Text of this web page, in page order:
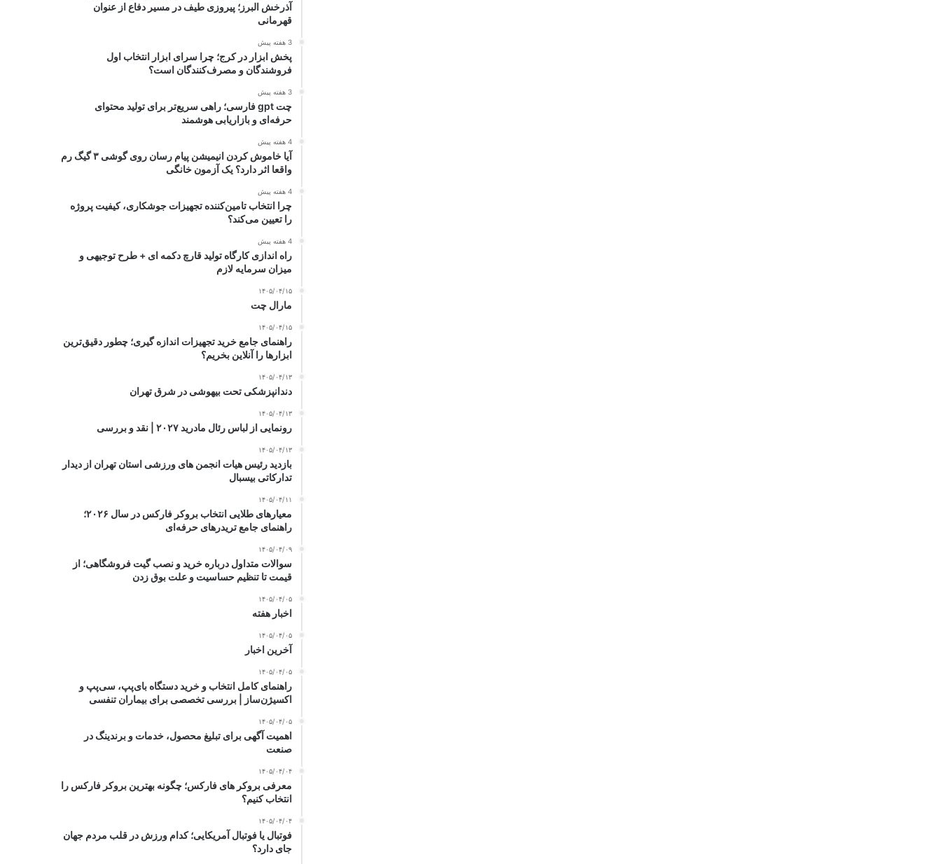
آذرخش البرز؛ پیروزی طیف در مسیر دفاع از عنوان
قهرمانی
3 هفته پیش
پخش ابزار در کرج؛ چرا سرای ابزار انتخاب اول
فروشندگان و مصرف‌کنندگان است؟
3 هفته پیش
چت gpt فارسی؛ راهی سریع‌تر برای تولید محتوای
حرفه‌ای و بازاریابی هوشمند
4 هفته پیش
آیا خاموش کردن انیمیشن پیام رسان روی گوشی ۳ گیگ رم
واقعا اثر دارد؟ یک آزمون خانگی
4 هفته پیش
چرا انتخاب تامین‌کننده تجهیزات جوشکاری، کیفیت پروژه
را تعیین می‌کند؟
4 هفته پیش
راه اندازی کارگاه تولید قارچ دکمه ای + طرح توجیهی و
میزان سرمایه لازم
۱۴۰۵/۰۴/۱۵
مارال چت
۱۴۰۵/۰۴/۱۵
راهنمای جامع خرید تجهیزات اندازه گیری؛ چطور دقیق‌ترین
ابزارها را آنلاین بخریم؟
۱۴۰۵/۰۴/۱۳
دندانپزشکی تحت بیهوشی در شرق تهران
۱۴۰۵/۰۴/۱۳
رونمایی از لباس رئال مادرید ۲۰۲۷ | نقد و بررسی
۱۴۰۵/۰۴/۱۳
بازدید رئیس هیات انجمن های ورزشی استان تهران از دیدار
تدارکاتی بیسبال
۱۴۰۵/۰۴/۱۱
معیارهای طلایی انتخاب بروکر فارکس در سال ۲۰۲۶؛
راهنمای جامع تریدرهای حرفه‌ای
۱۴۰۵/۰۴/۰۹
سوالات متداول درباره خرید و نصب گیت فروشگاهی؛ از
قیمت تا تنظیم حساسیت و علت بوق زدن
۱۴۰۵/۰۴/۰۵
اخبار هفته
۱۴۰۵/۰۴/۰۵
آخرین اخبار
۱۴۰۵/۰۴/۰۵
راهنمای کامل انتخاب و خرید دستگاه بای‌پپ، سی‌پپ و
اکسیژن‌ساز | بررسی تخصصی برای بیماران تنفسی
۱۴۰۵/۰۴/۰۵
اهمیت آگهی برای تبلیغ محصول، خدمات و برندینگ در
صنعت
۱۴۰۵/۰۴/۰۴
معرفی بروکر های فارکس؛ چگونه بهترین بروکر فارکس را
انتخاب کنیم؟
۱۴۰۵/۰۴/۰۴
فوتبال یا فوتبال آمریکایی؛ کدام ورزش در قلب مردم جهان
جای دارد؟